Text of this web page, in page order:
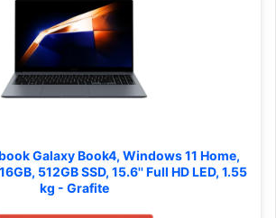
Galaxy Book4, Windows 11 Home,
512GB SSD, 15.6'' Full HD LED, 1.55
kg - Grafite